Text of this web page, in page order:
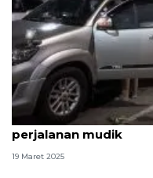
Kiat siapkan bekal
perjalanan mudik
19 Maret 2025